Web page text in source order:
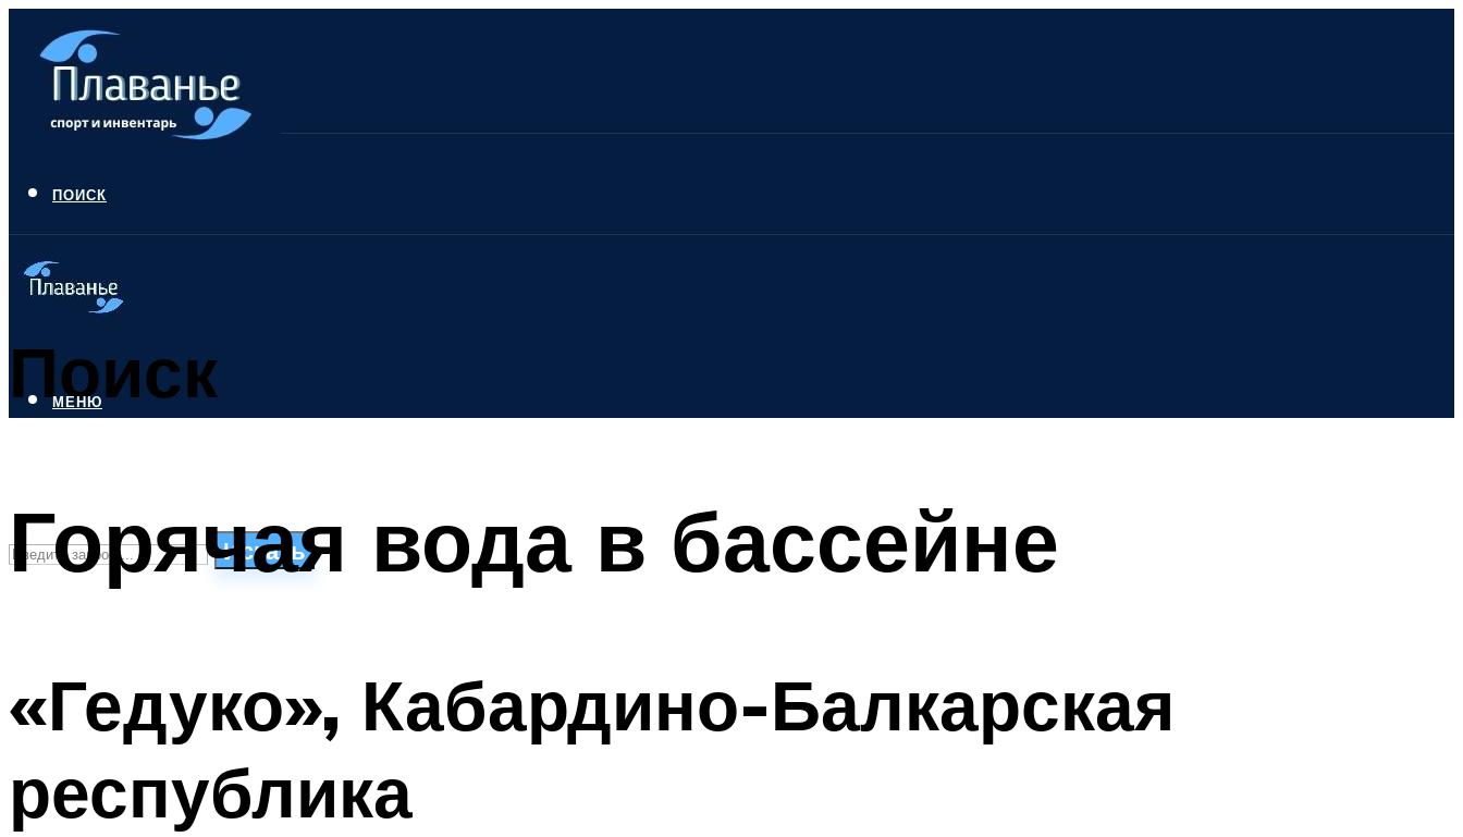
ПОИСК
Поиск
Искать
БАССЕЙН ДЛЯ ДОМА
ОЧИСТКА БАССЕЙНОВ
МЕНЮ
МЕНЮ
Горячая вода в бассейне
«Гедуко», Кабардино-Балкарская
республика